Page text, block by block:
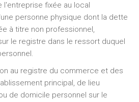
l'entreprise fixée au local
personne physique dont la dette
à titre non professionnel,
le registre dans le ressort duquel
au registre du commerce et des
principal, de lieu
de domicile personnel sur le